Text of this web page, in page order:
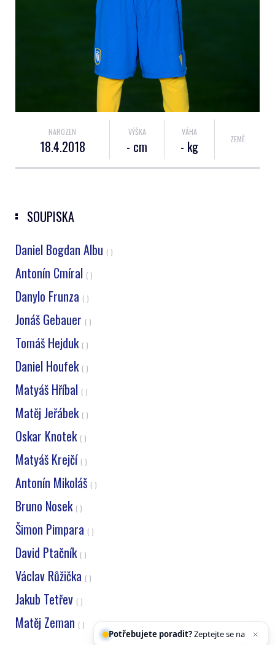
NAROZEN
18.4.2018
VÝŠKA
- cm
VÁHA
- kg ZEMĚ
SOUPISKA
Daniel Bogdan Albu ( )
Antonín Cmíral ( )
Danylo Frunza ( )
Jonáš Gebauer ( )
Tomáš Hejduk ( )
Daniel Houfek ( )
Matyáš Hříbal ( )
Matěj Jeřábek ( )
Oskar Knotek ( )
Matyáš Krejčí ( )
Antonín Mikoláš ( )
Bruno Nosek ( )
Šimon Pimpara ( )
David Ptačník ( )
Václav Růžička ( )
Jakub Tetřev ( )
Matěj Zeman ( )
Potřebujete poradit?
asisten